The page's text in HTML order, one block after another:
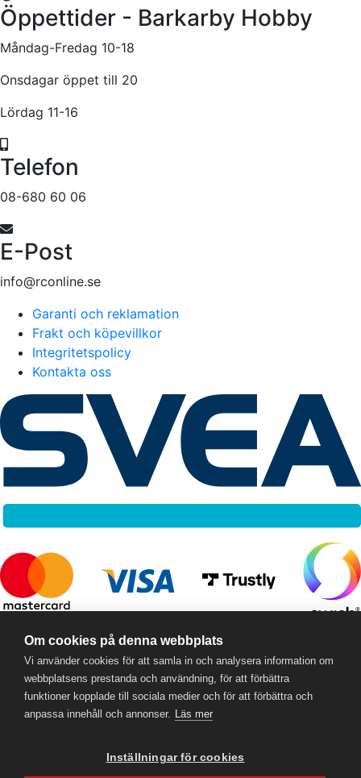
Öppettider - Barkarby Hobby
Måndag-Fredag 10-18
Onsdagar öppet till 20
Lördag 11-16
Telefon
08-680 60 06
E-Post
info@rconline.se
Garanti och reklamation
Frakt och köpevillkor
Integritetspolicy
Kontakta oss
- © 2026
559357-5706
Om cookies på denna webbplats
Vi använder cookies för att samla in och analysera information om
webbplatsens prestanda och användning, för att förbättra
funktioner kopplade till sociala medier och för att förbättra och
anpassa innehåll och annonser. Läs mer
Inställningar för cookies